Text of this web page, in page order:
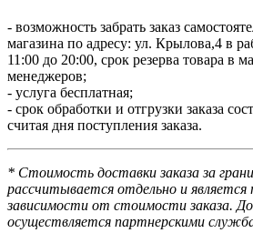
- возможность забрать заказ
магазина по адресу: ул. Крылова,4 в
11:00 до 20:00, срок резерва товара в
менеджеров;
- услуга бесплатная;
- срок обработки и отгрузки заказа
считая дня поступления заказа.
* Стоимость доставки заказа за
рассчитывается отдельно и является
зависимости от стоимости заказа.
осуществляется партнерскими